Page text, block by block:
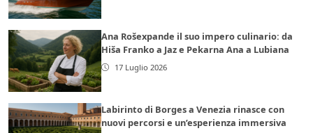
Ana Rošexpande il suo impero culinario: da
Hiša Franko a Jaz e Pekarna Ana a Lubiana
17 Luglio 2026
Labirinto di Borges a Venezia rinasce con
nuovi percorsi e un’esperienza immersiva